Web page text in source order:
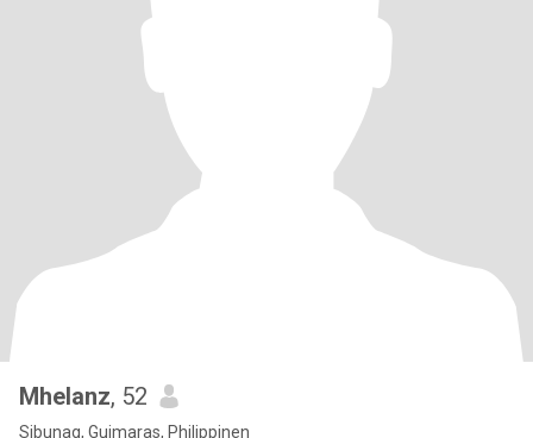
Mhelanz, 52
Sibunag, Guimaras, Philippinen